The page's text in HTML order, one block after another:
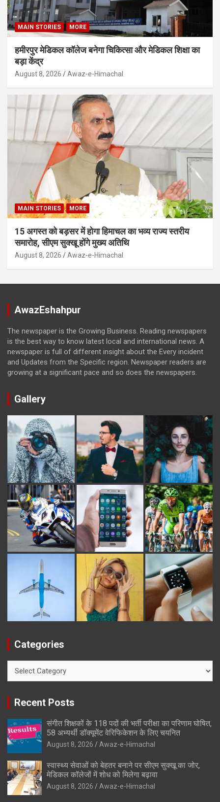
MAIN STORIES MORE
हमीरपुर मेडिकल कॉलेज बनेगा चिकित्सा और मेडिकल शिक्षा का
बड़ा केंद्र
August 8, 2026 Awaz-e-Himachal
MAIN STORIES MORE
15 अगस्त को बड़सर में होगा हिमाचल का भव्य राज्य स्तरीय
समारोह, सीएम सुक्खू होंगे मुख्य अतिथि
August 8, 2026 Awaz-e-Himachal
AwazEshahpur
The newspaper is the Growing Business. Reading newspapers
is the best way to know latest local and international news. A
newspaper is full of different insight about the Every incident
and Updates from the Specific region. Newspaper readers are
growing at a significant pace and so does the newspapers.
Gallery
Categories
Recent Posts
संगीत शिक्षकों के 118 पदों की भर्ती परीक्षा का परिणाम घोषित,
58 अभ्यर्थी डॉक्यूमेंट वेरिफिकेशन के लिए चयनित
August 8, 2026 Awaz-e-Himachal
स्वास्थ्य सेवाओं को बेहतर बनाने पर सीएम सुक्खू का जोर,
मेडिकल कॉलेजों में शोध को मिलेगा बढ़ावा
August 8, 2026 Awaz-e-Himachal